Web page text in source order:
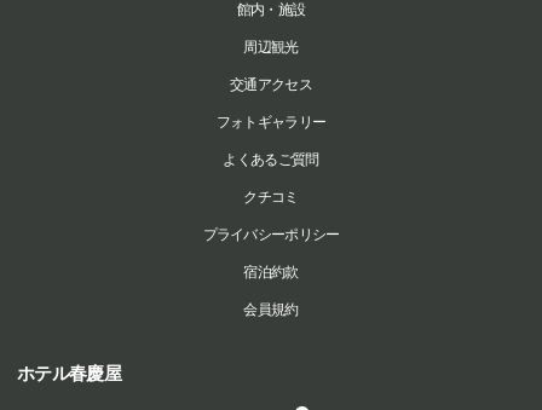
館内・施設
周辺観光
交通アクセス
フォトギャラリー
よくあるご質問
クチコミ
プライバシーポリシー
宿泊約款
会員規約
ホテル春慶屋